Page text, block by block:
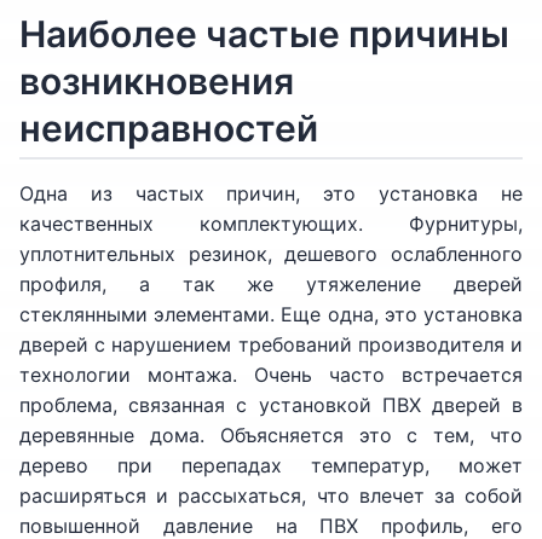
Наиболее частые причины
возникновения
неисправностей
Одна из частых причин, это установка не
качественных комплектующих. Фурнитуры,
уплотнительных резинок, дешевого ослабленного
профиля, а так же утяжеление дверей
стеклянными элементами. Еще одна, это установка
дверей с нарушением требований производителя и
технологии монтажа. Очень часто встречается
проблема, связанная с установкой ПВХ дверей в
деревянные дома. Объясняется это с тем, что
дерево при перепадах температур, может
расширяться и рассыхаться, что влечет за собой
повышенной давление на ПВХ профиль, его